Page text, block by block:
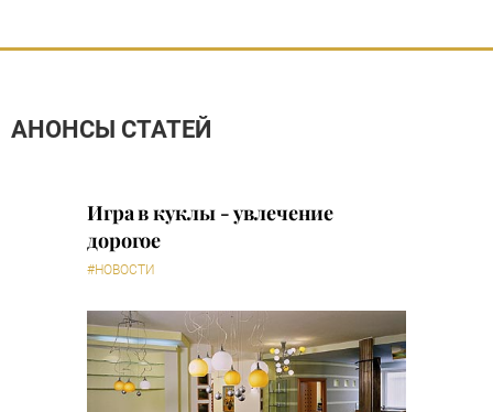
АНОНСЫ СТАТЕЙ
Игра в куклы - увлечение
дорогое
#НОВОСТИ